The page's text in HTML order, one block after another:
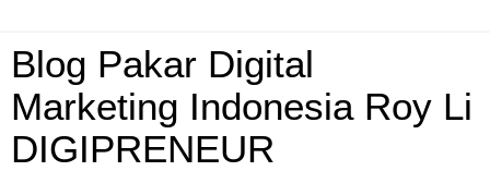
Blog Pakar Digital
Marketing Indonesia Roy Li
DIGIPRENEUR